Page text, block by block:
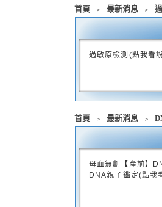
首頁 ﹥ 最新消息 ﹥
過敏原檢測(點我看
首頁 ﹥ 最新消息 ﹥
母血無創【產前】
DNA親子鑑定(點我